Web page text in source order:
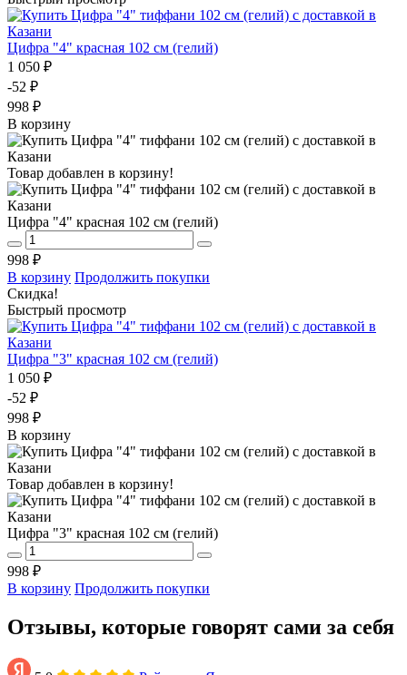
Цифра "4" красная 102 см (гелий)
1 050 ₽
-52 ₽
998 ₽
В корзину
Товар добавлен в корзину!
Цифра "4" красная 102 см (гелий)
998 ₽
В корзину Продолжить покупки
Скидка!
Быстрый просмотр
Цифра "3" красная 102 см (гелий)
1 050 ₽
-52 ₽
998 ₽
В корзину
Товар добавлен в корзину!
Цифра "3" красная 102 см (гелий)
998 ₽
В корзину Продолжить покупки
Отзывы, которые говорят сами за себя